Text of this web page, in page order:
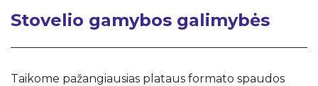
Stovelio gamybos galimybės
Taikome pažangiausias plataus formato spaudos